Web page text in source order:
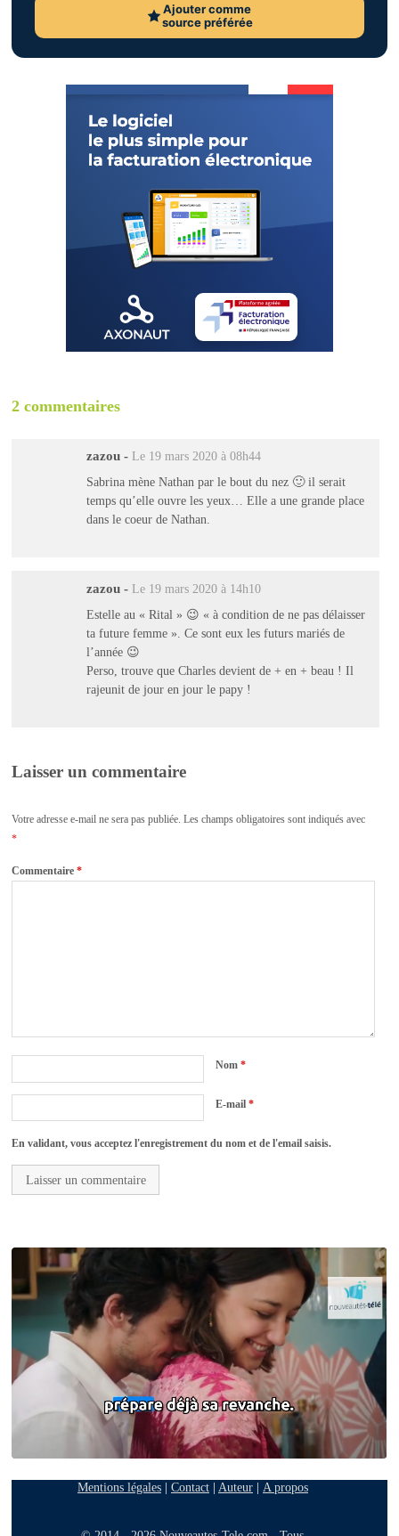
Ajouter comme
source préférée
2 commentaires
zazou - Le 19 mars 2020 à 08h44
Sabrina mène Nathan par le bout du nez 🙂 il serait
temps qu’elle ouvre les yeux… Elle a une grande place
dans le coeur de Nathan.
zazou - Le 19 mars 2020 à 14h10
Estelle au « Rital » 😉 « à condition de ne pas délaisser
ta future femme ». Ce sont eux les futurs mariés de
l’année 😉
Perso, trouve que Charles devient de + en + beau ! Il
rajeunit de jour en jour le papy !
Laisser un commentaire
Votre adresse e-mail ne sera pas publiée. Les champs obligatoires sont indiqués avec
*
Commentaire*
Nom*
E-mail*
En validant, vous acceptez l'enregistrement du nom et de l'email saisis.
Mentions légales| Contact| Auteur| A propos